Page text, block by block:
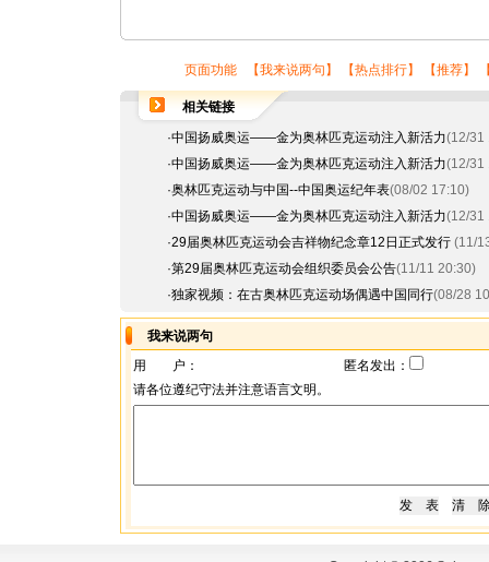
页面功能 【我来说两句 】 【热点排行】 【推荐】
相关链接
·中国扬威奥运——金为奥林匹克运动注入新活力(12/31
·中国扬威奥运——金为奥林匹克运动注入新活力(12/31
·奥林匹克运动与中国--中国奥运纪年表(08/02 17:10)
·中国扬威奥运——金为奥林匹克运动注入新活力(12/31
·29届奥林匹克运动会吉祥物纪念章12日正式发行 (11/
·第29届奥林匹克运动会组织委员会公告(11/11 20:30)
·独家视频：在古奥林匹克运动场偶遇中国同行(08/28
我来说两句
用 户：
匿名发出：
请各位遵纪守法并注意语言文明。